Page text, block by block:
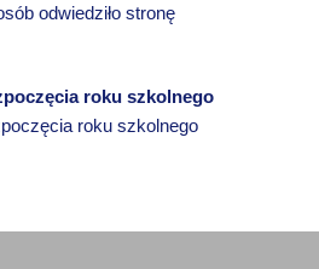
odwiedziło stronę
roku szkolnego
roku szkolnego